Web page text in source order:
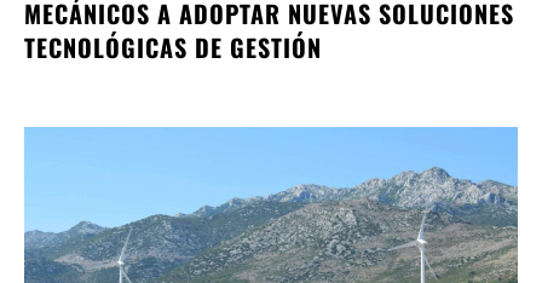
MECÁNICOS A ADOPTAR NUEVAS SOLUCIONES
TECNOLÓGICAS DE GESTIÓN